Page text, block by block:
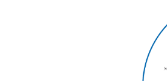
Weboldalunk süti (cookie) fájlokat
Ön gépén tárolja a rendszer. A cookie-
azonosítására, látogatási szokásaik
alkalmasak, szolgáltatásaink